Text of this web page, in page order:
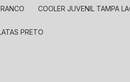
COOLER JUVENIL TAMPA
PRETO